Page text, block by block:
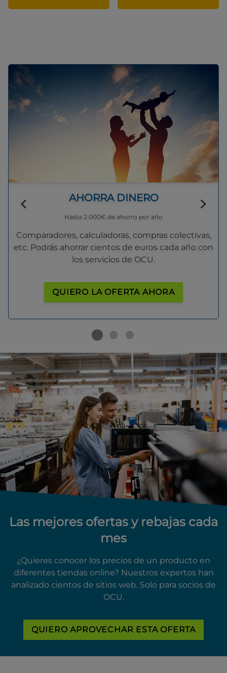
AHORRA DINERO
Hasta 2.000€ de ahorro por año
Comparadores, calculadoras, compras colectivas,
etc. Podrás ahorrar cientos de euros cada año con
los servicios de OCU.
QUIERO LA OFERTA AHORA
Las mejores ofertas y rebajas cada
mes
¿Quieres conocer los precios de un producto en
diferentes tiendas online? Nuestros expertos han
analizado cientos de sitios web. Solo para socios de
OCU.
QUIERO APROVECHAR ESTA OFERTA